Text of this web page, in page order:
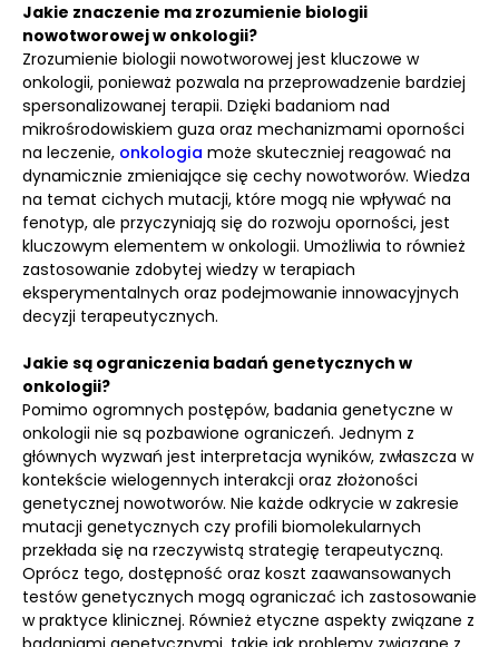
Jakie znaczenie ma zrozumienie biologii
nowotworowej w onkologii?
Zrozumienie biologii nowotworowej jest kluczowe w
onkologii, ponieważ pozwala na przeprowadzenie bardziej
spersonalizowanej terapii. Dzięki badaniom nad
mikrośrodowiskiem guza oraz mechanizmami oporności
na leczenie, onkologia może skuteczniej reagować na
dynamicznie zmieniające się cechy nowotworów. Wiedza
na temat cichych mutacji, które mogą nie wpływać na
fenotyp, ale przyczyniają się do rozwoju oporności, jest
kluczowym elementem w onkologii. Umożliwia to również
zastosowanie zdobytej wiedzy w terapiach
eksperymentalnych oraz podejmowanie innowacyjnych
decyzji terapeutycznych.
Jakie są ograniczenia badań genetycznych w
onkologii?
Pomimo ogromnych postępów, badania genetyczne w
onkologii nie są pozbawione ograniczeń. Jednym z
głównych wyzwań jest interpretacja wyników, zwłaszcza w
kontekście wielogennych interakcji oraz złożoności
genetycznej nowotworów. Nie każde odkrycie w zakresie
mutacji genetycznych czy profili biomolekularnych
przekłada się na rzeczywistą strategię terapeutyczną.
Oprócz tego, dostępność oraz koszt zaawansowanych
testów genetycznych mogą ograniczać ich zastosowanie
w praktyce klinicznej. Również etyczne aspekty związane z